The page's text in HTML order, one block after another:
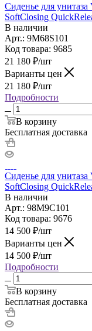
Сиденье для
SoftClosing
В наличии
Арт.: 9M68S101
Код товара: 9685
21 180 ₽/шт
Варианты цен
21 180 ₽/шт
Подробности
В корзину
Бесплатная доставка
Сиденье для
SoftClosing
В наличии
Арт.: 98M9C101
Код товара: 9676
14 500 ₽/шт
Варианты цен
14 500 ₽/шт
Подробности
В корзину
Бесплатная доставка